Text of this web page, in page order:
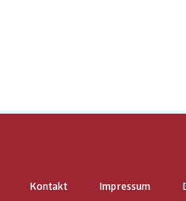
Kontakt Impressum